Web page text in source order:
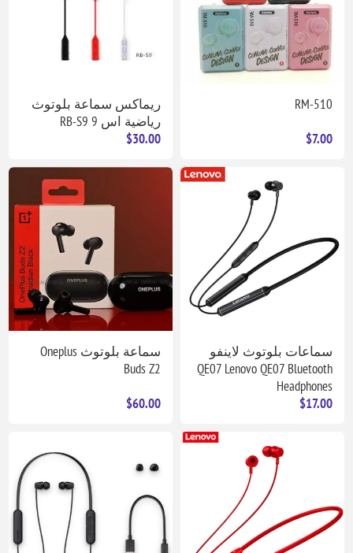
RM-510
$7.00
ريماكس سماعة بلوتوث
رياضية اس 9 RB-S9
$30.00
سماعات بلوتوث لاينفو
QE07 Lenovo QE07 Bluetooth
Headphones
$17.00
سماعة بلوتوث Oneplus
Buds Z2
$60.00